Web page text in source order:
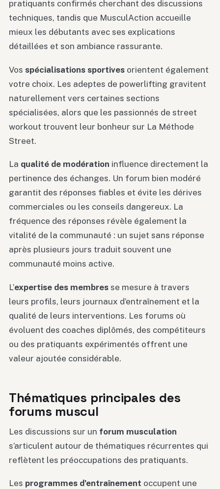
pratiquants confirmés cherchant des discussions
techniques, tandis que MusculAction accueille
mieux les débutants avec ses explications
détaillées et son ambiance rassurante.
Vos spécialisations sportives orientent également
votre choix. Les adeptes de powerlifting gravitent
naturellement vers certaines sections
spécialisées, alors que les passionnés de street
workout trouvent leur bonheur sur La Méthode
Street.
La qualité de modération influence directement la
pertinence des échanges. Un forum bien modéré
garantit des réponses fiables et évite les dérives
commerciales ou les conseils dangereux. La
fréquence des réponses révèle également la
vitalité de la communauté : un sujet sans réponse
après plusieurs jours traduit souvent une
communauté moins active.
L’expertise des membres se mesure à travers
leurs profils, leurs journaux d’entraînement et la
qualité de leurs interventions. Les forums où
évoluent des coaches diplômés, des compétiteurs
ou des pratiquants expérimentés offrent une
valeur ajoutée considérable.
Thématiques principales des
forums muscul
Les discussions sur un forum musculation
s’articulent autour de thématiques récurrentes qui
reflètent les préoccupations des pratiquants.
Les programmes d’entraînement occupent une